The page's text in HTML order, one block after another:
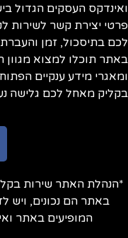
ואינדקס העסקים הגדול
פרטי יצירת קשר לשירות
לכם בתיסכול, זמן
באתר תוכלו למצוא
ומאגרי מידע ענקיים
בקליק מאחל לכם גלישה
*הנהלת האתר שירות
באתר הם נכונים, ויש
המופיעים באתר